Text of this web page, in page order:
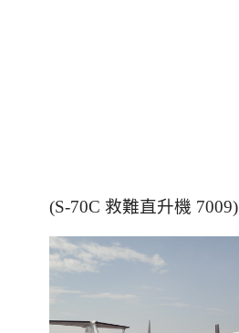
(S-70C 救難直升機 7009)